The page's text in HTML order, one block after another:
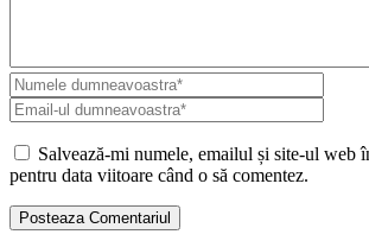
Salvează-mi numele, emailul și site-ul web
pentru data viitoare când o să comentez.